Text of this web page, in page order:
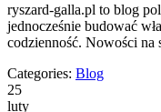
ryszard-galla.pl to blog
jednocześnie budować
codzienność. Nowości
Categories: Blog
25
luty